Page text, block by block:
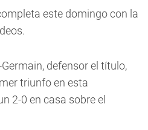
este domingo con la
defensor el título,
triunfo en esta
2-0 en casa sobre el